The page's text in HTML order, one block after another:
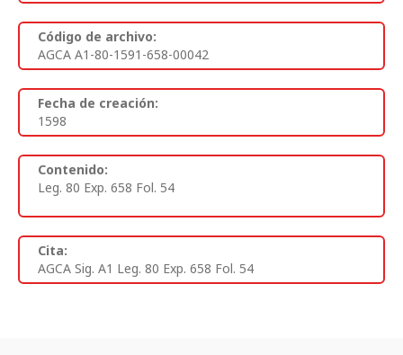
Código de archivo:
AGCA A1-80-1591-658-00042
Fecha de creación:
1598
Contenido:
Leg. 80 Exp. 658 Fol. 54
Cita:
AGCA Sig. A1 Leg. 80 Exp. 658 Fol. 54